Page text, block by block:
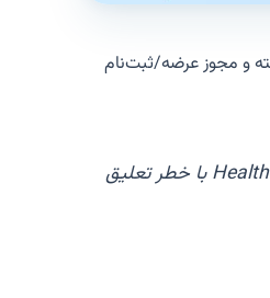
و مجوز عرضه/ثبت‌نام
الزام است (جایگزین CMDCAS). بدون آن، مجوزهای Health Canada با خطر تعلیق